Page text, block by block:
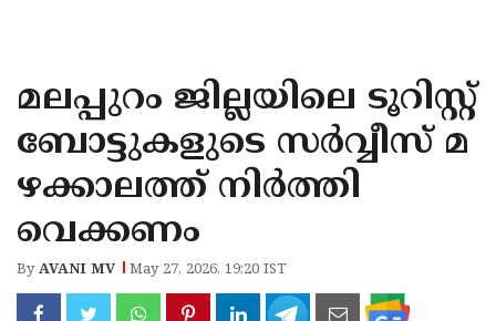
KANNUR
KASARAGOD
മലപ്പുറം ജില്ലയിലെ ടൂറിസ്റ്റ്
ബോട്ടുകളുടെ സർവ്വീസ് മ
ഴക്കാലത്ത് നിർത്തി
വെക്കണം
ByAVANI MV May 27, 2026, 19:20 IST